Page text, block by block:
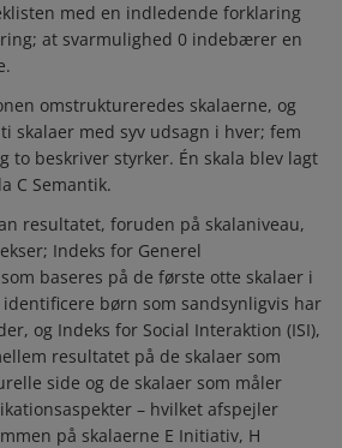
med en indledende forklaring
at svarmulighed 0 indebærer en
omstruktureredes skalaerne, og
skalaer med syv udsagn i hver; fem
to beskriver styrker. Én skala blev lagt
C Semantik.
resultatet, foruden på skalaniveau,
Indeks for Generel
baseres på de første otte skalaer i
identificere børn som sandsynligvis har
og Indeks for Social Interaktion (ISI),
resultatet på de skalaer som
side og de skalaer som måler
– hvilket afspejler
på skalaerne E Initiativ, H